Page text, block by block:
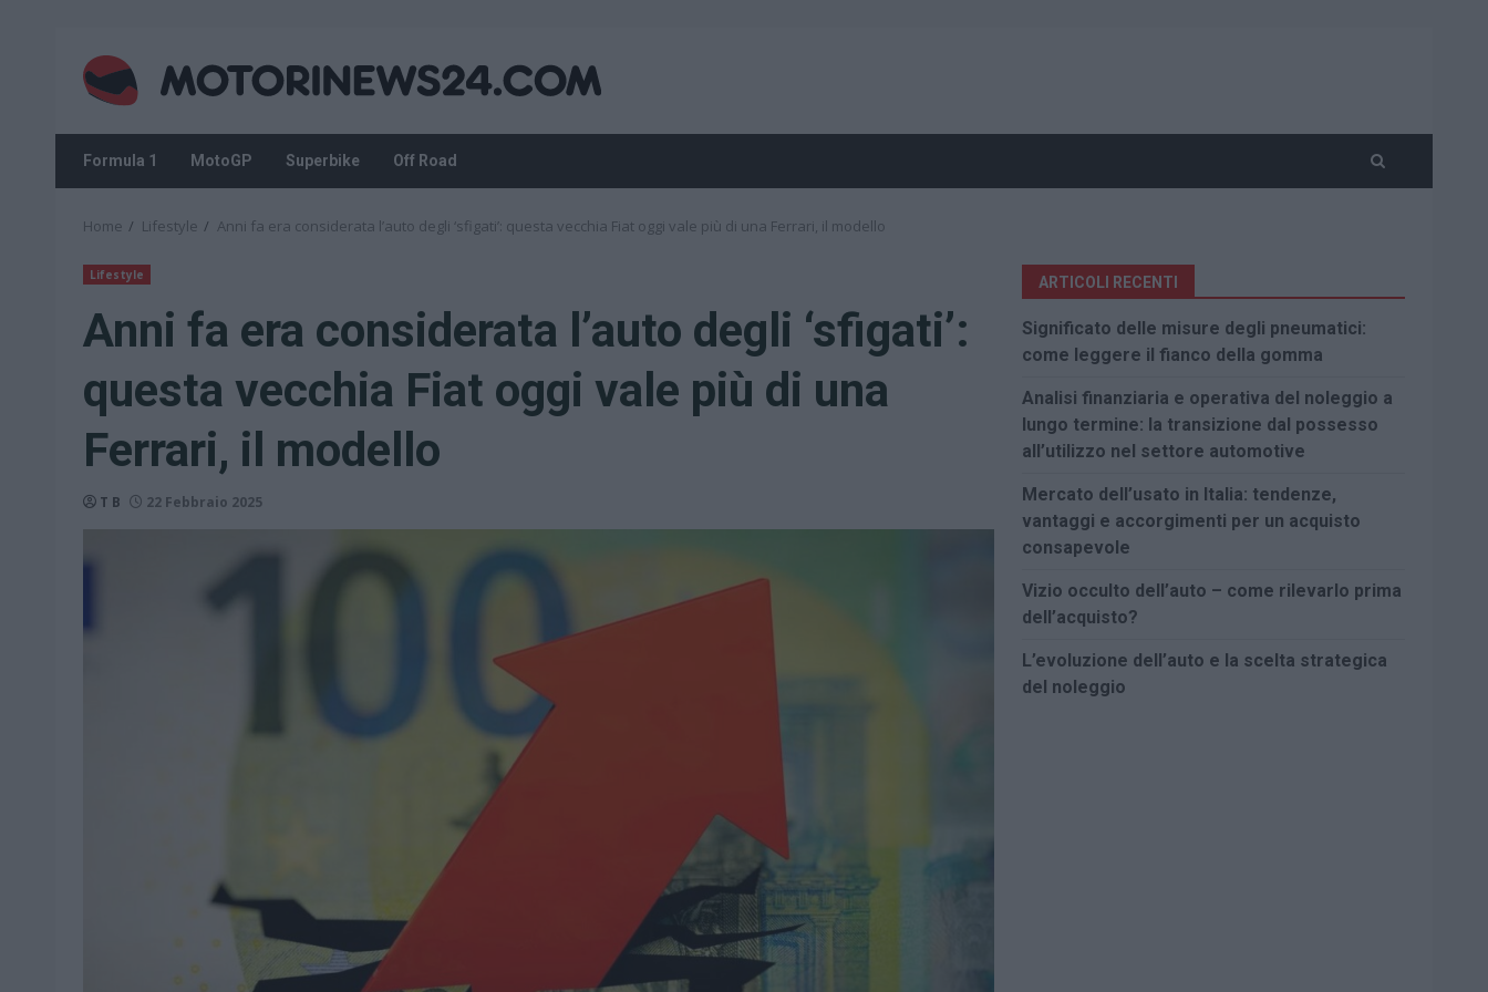
content
Formula 1 MotoGP Superbike Off Road
Home Lifestyle Anni fa era considerata l’auto degli ‘sfigati’: questa vecchia Fiat oggi vale più di una Ferrari, il modello
Lifestyle
Anni fa era considerata l’auto degli ‘sfigati’:
questa vecchia Fiat oggi vale più di una
Ferrari, il modello
T B 22 Febbraio 2025
ARTICOLI RECENTI
Significato delle misure degli pneumatici:
come leggere il fianco della gomma
Analisi finanziaria e operativa del noleggio a
lungo termine: la transizione dal possesso
all’utilizzo nel settore automotive
Mercato dell’usato in Italia: tendenze,
vantaggi e accorgimenti per un acquisto
consapevole
Vizio occulto dell’auto – come rilevarlo prima
dell’acquisto?
L’evoluzione dell’auto e la scelta strategica
del noleggio